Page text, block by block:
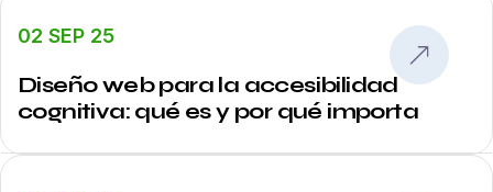
02 SEP 25
Diseño web para la accesibilidad
cognitiva: qué es y por qué importa